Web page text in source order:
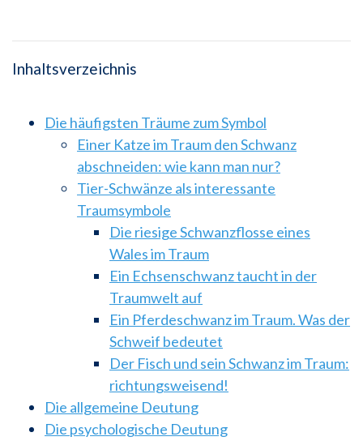
Inhaltsverzeichnis
Die häufigsten Träume zum Symbol
Einer Katze im Traum den Schwanz
abschneiden: wie kann man nur?
Tier-Schwänze als interessante
Traumsymbole
Die riesige Schwanzflosse eines
Wales im Traum
Ein Echsenschwanz taucht in der
Traumwelt auf
Ein Pferdeschwanz im Traum. Was der
Schweif bedeutet
Der Fisch und sein Schwanz im Traum:
richtungsweisend!
Die allgemeine Deutung
Die psychologische Deutung